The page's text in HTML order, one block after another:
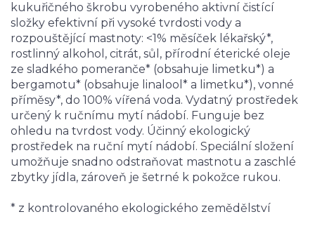
kukuřičného škrobu vyrobeného aktivní čistící
složky efektivní při vysoké tvrdosti vody a
rozpouštějící mastnoty: <1% měsíček lékařský*,
rostlinný alkohol, citrát, sůl, přírodní éterické oleje
ze sladkého pomeranče* (obsahuje limetku*) a
bergamotu* (obsahuje linalool* a limetku*), vonné
příměsy*, do 100% vířená voda. Vydatný prostředek
určený k ručnímu mytí nádobí. Funguje bez
ohledu na tvrdost vody. Účinný ekologický
prostředek na ruční mytí nádobí. Speciální složení
umožňuje snadno odstraňovat mastnotu a zaschlé
zbytky jídla, zároveň je šetrné k pokožce rukou.
* z kontrolovaného ekologického zemědělství